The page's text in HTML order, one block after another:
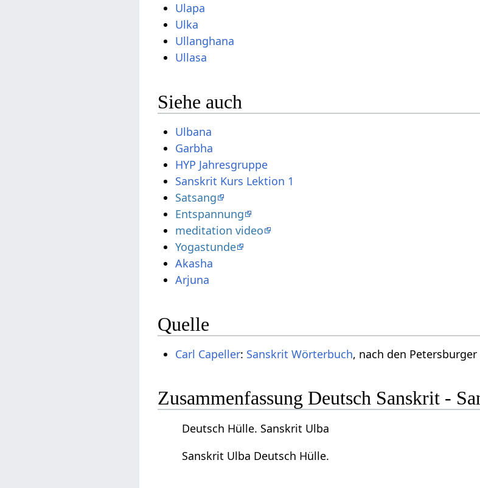
Ulapa
Ulka
Ullanghana
Ullasa
Siehe auch
Ulbana
Garbha
HYP Jahresgruppe
Sanskrit Kurs Lektion 1
Satsang
Entspannung
meditation video
Yogastunde
Akasha
Arjuna
Quelle
Carl Capeller: Sanskrit Wörterbuch, nach den
Zusammenfassung Deutsch Sanskrit -
Deutsch Hülle. Sanskrit Ulba
Sanskrit Ulba Deutsch Hülle.